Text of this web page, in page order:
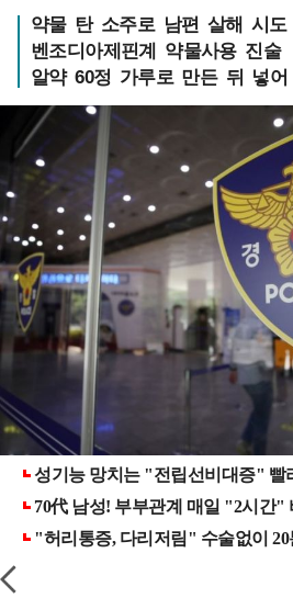
약물 탄 소주로 남편 살해 시도
벤조디아제핀계 약물사용 진술
알약 60정 가루로 만든 뒤 넣어